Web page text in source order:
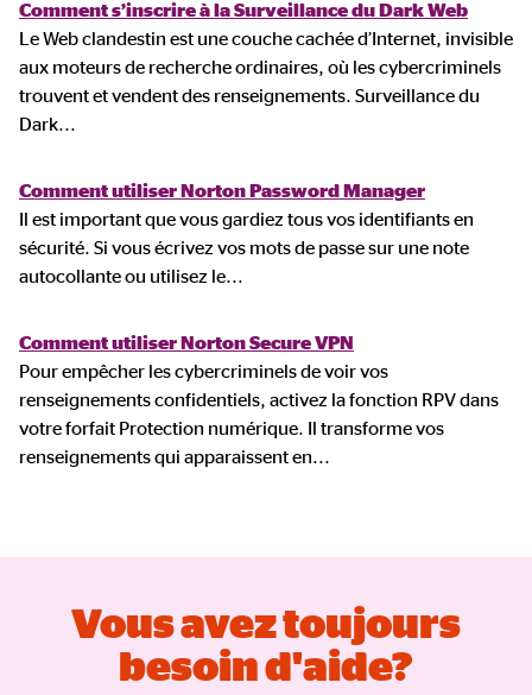
Comment s’inscrire à la Surveillance du Dark Web
Le Web clandestin est une couche cachée d’Internet, invisible
aux moteurs de recherche ordinaires, où les cybercriminels
trouvent et vendent des renseignements. Surveillance du
Dark...
Comment utiliser Norton Password Manager
Il est important que vous gardiez tous vos identifiants en
sécurité. Si vous écrivez vos mots de passe sur une note
autocollante ou utilisez le...
Comment utiliser Norton Secure VPN
Pour empêcher les cybercriminels de voir vos
renseignements confidentiels, activez la fonction RPV dans
votre forfait Protection numérique. Il transforme vos
renseignements qui apparaissent en...
Vous avez toujours
besoin d'aide?